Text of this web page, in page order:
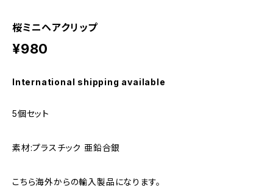
桜ミニヘアクリップ
¥980
International shipping available
5個セット
素材:プラスチック 亜鉛合銀
こちら海外からの輸入製品になります。